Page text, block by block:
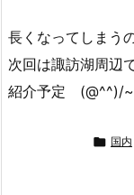
長くなってしまう
次回は諏訪湖周辺
紹介予定 (@^^)/
 国内